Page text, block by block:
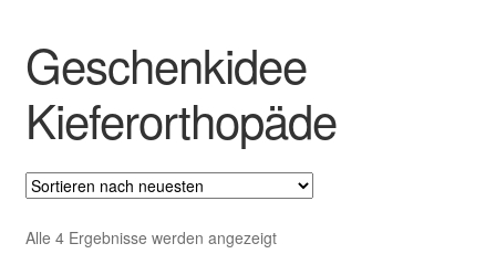
Geschenkidee
Kieferorthopäde
Alle 4 Ergebnisse werden angezeigtNach